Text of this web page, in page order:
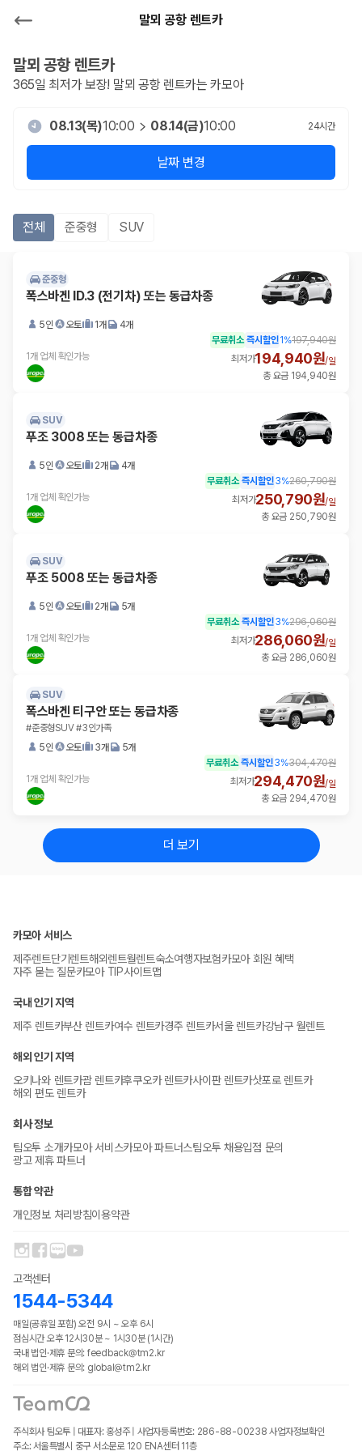
말뫼 공항 렌트카
말뫼 공항렌트카
365일 최저가 보장! 말뫼 공항 렌트카는 카모아
08.13(목)10:00 08.14(금)10:00 24시간
날짜 변경
전체 준중형 SUV
준중형
폭스바겐 ID.3 (전기차) 또는 동급차종
5인 오토 1개 4개
1개 업체 확인가능
무료취소 즉시할인1 %197,940원
최저가194,940원/일
총 요금 194,940원
SUV
푸조 3008 또는 동급차종
5인 오토 2개 4개
1개 업체 확인가능
무료취소 즉시할인3%260,790원
최저가250,790원/일
총 요금 250,790원
SUV
푸조 5008 또는 동급차종
5인 오토 2개 5개
1개 업체 확인가능
무료취소 즉시할인3%296,060원
최저가286,060원/일
총 요금 286,060원
SUV
폭스바겐 티구안 또는 동급차종
#준중형SUV #3인가족
5인
오토 3개 5개
1개 업체 확인가능
무료취소 즉시할인3%304,470원
최저가294,470원/일
총 요금 294,470원
더 보기
카모아 서비스
제주렌트단기렌트해외렌트월렌트숙소여행자보험카모아 회원 혜택
자주 묻는 질문카모아 TIP사이트맵
국내 인기 지역
제주 렌트카부산 렌트카여수 렌트카경주 렌트카서울 렌트카강남구 월렌트
해외 인기 지역
오키나와 렌트카괌 렌트카후쿠오카 렌트카사이판 렌트카삿포로 렌트카
해외 편도 렌트카
회사 정보
팀오투 소개카모아 서비스카모아 파트너스팀오투 채용입점 문의
광고 제휴 파트너
통합 약관
개인정보 처리방침이용약관
고객센터
1544-5344
매일(공휴일 포함) 오전 9시 ~ 오후 6시
점심시간 오후 12시30분 ~ 1시30분 (1시간)
국내 법인·제휴 문의: feedback@tm2.kr
해외 법인·제휴 문의: global@tm2.kr
주식회사 팀오투 | 대표자: 홍성주 | 사업자등록번호: 286-88-00238 사업자정보확인
주소: 서울특별시 중구 서소문로 120 ENA센터 11층